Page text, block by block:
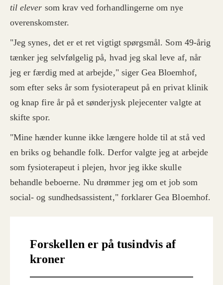
til elever som krav ved forhandlingerne om nye
overenskomster.
"Jeg synes, det er et ret vigtigt spørgsmål. Som 49-årig
tænker jeg selvfølgelig på, hvad jeg skal leve af, når
jeg er færdig med at arbejde," siger Gea Bloemhof,
som efter seks år som fysioterapeut på en privat klinik
og knap fire år på et sønderjysk plejecenter valgte at
skifte spor.
"Mine hænder kunne ikke længere holde til at stå ved
en briks og behandle folk. Derfor valgte jeg at arbejde
som fysioterapeut i plejen, hvor jeg ikke skulle
behandle beboerne. Nu drømmer jeg om et job som
social- og sundhedsassistent," forklarer Gea Bloemhof.
Forskellen er på tusindvis af
kroner